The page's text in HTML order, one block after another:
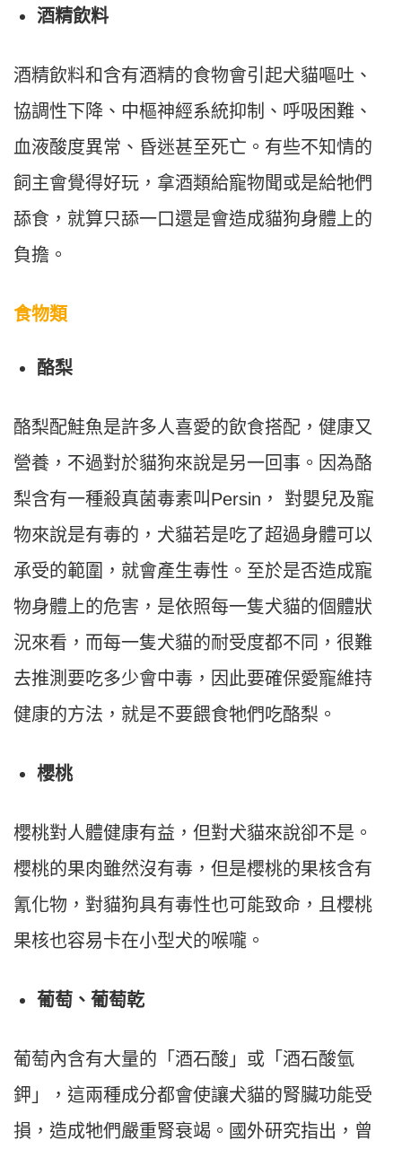
酒精飲料
酒精飲料和含有酒精的食物會引起犬貓嘔吐、
協調性下降、中樞神經系統抑制、呼吸困難、
血液酸度異常、昏迷甚至死亡。有些不知情的
飼主會覺得好玩，拿酒類給寵物聞或是給牠們
舔食，就算只舔一口還是會造成貓狗身體上的
負擔。
食物類
酪梨
酪梨配鮭魚是許多人喜愛的飲食搭配，健康又
營養，不過對於貓狗來說是另一回事。因為酪
梨含有一種殺真菌毒素叫Persin， 對嬰兒及寵
物來說是有毒的，犬貓若是吃了超過身體可以
承受的範圍，就會產生毒性。至於是否造成寵
物身體上的危害，是依照每一隻犬貓的個體狀
況來看，而每一隻犬貓的耐受度都不同，很難
去推測要吃多少會中毒，因此要確保愛寵維持
健康的方法，就是不要餵食牠們吃酪梨。
櫻桃
櫻桃對人體健康有益，但對犬貓來說卻不是。
櫻桃的果肉雖然沒有毒，但是櫻桃的果核含有
氰化物，對貓狗具有毒性也可能致命，且櫻桃
果核也容易卡在小型犬的喉嚨。
葡萄、葡萄乾
葡萄內含有大量的「酒石酸」或「酒石酸氫
鉀」，這兩種成分都會使讓犬貓的腎臟功能受
損，造成牠們嚴重腎衰竭。國外研究指出，曾